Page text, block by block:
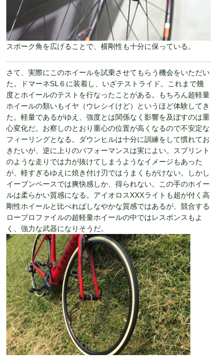
スポーク角を広げることで、横剛性も十分に保っている。
さて、実際にこのホイールを試乗させてもらう機会をいただい
た。ドマーネSL６に装着し、いざテストライド。これまで幾
度とホイールのテストを行なったことがある。もちろん超軽量
ホイールの類いもイヤ（ウレシイけど）というほど体験してき
た。軽量であるがゆえ、強度とは関係なく影響を及ぼすのは重
心変化だ。お察しのとおり重心の位置が高くなるので不安定な
フィーリングとなる。ダウンヒルは十分に訓練をして慣れてお
きたいが、逆に上りのパフォーマンスは実によい。スプリント
のような走りでは力が抜けてしまうようなイメージもあった
が、軽すぎるゆえに焼き付け刃ではうまくもがけない。しかし
イーブンペースでは爽快感しか、得られない。この手のホイー
ルは柔らかい質感になる。アイオロスXXXライトも超が付く高
剛性ホイールと比べればしなやかな質感ではあるが、競合する
ロープロファイルの超軽量ホイールの中ではレスポンスもよ
く、強力な武器になりそうだ。